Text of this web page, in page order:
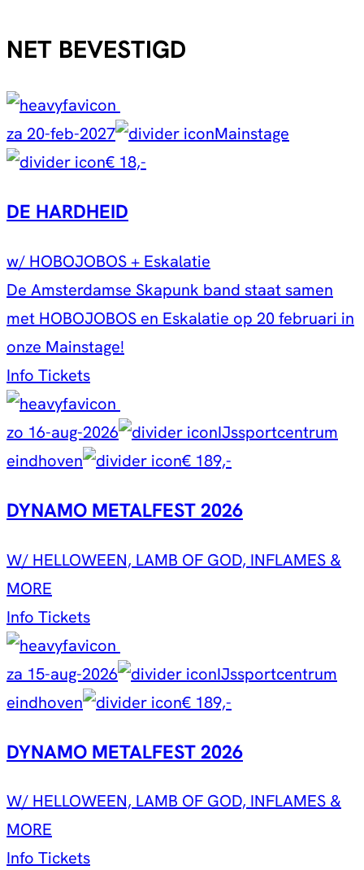
NET BEVESTIGD
za 20-feb-2027
Mainstage
€ 18,-
DE HARDHEID
w/ HOBOJOBOS + Eskalatie
De Amsterdamse Skapunk band staat samen
met HOBOJOBOS en Eskalatie op 20 februari in
onze Mainstage!
Info Tickets
zo 16-aug-2026
IJssportcentrum
eindhoven
€ 189,-
DYNAMO METALFEST 2026
W/ HELLOWEEN, LAMB OF GOD, INFLAMES &
MORE
Info Tickets
za 15-aug-2026
IJssportcentrum
eindhoven
€ 189,-
DYNAMO METALFEST 2026
W/ HELLOWEEN, LAMB OF GOD, INFLAMES &
MORE
Info Tickets